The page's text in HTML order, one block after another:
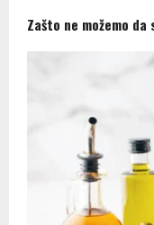
Zašto ne možemo